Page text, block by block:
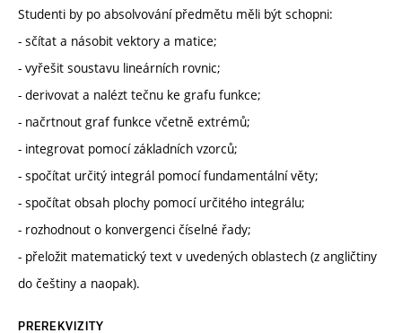
Studenti by po absolvování předmětu měli být schopni:
- sčítat a násobit vektory a matice;
- vyřešit soustavu lineárních rovnic;
- derivovat a nalézt tečnu ke grafu funkce;
- načrtnout graf funkce včetně extrémů;
- integrovat pomocí základních vzorců;
- spočítat určitý integrál pomocí fundamentální věty;
- spočítat obsah plochy pomocí určitého integrálu;
- rozhodnout o konvergenci číselné řady;
- přeložit matematický text v uvedených oblastech (z angličtiny
do češtiny a naopak).
PREREKVIZITY